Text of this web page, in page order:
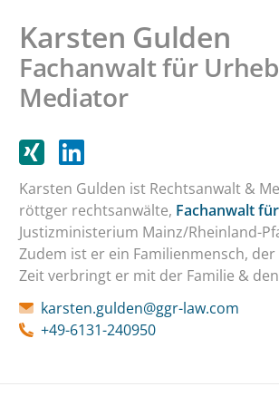
Karsten Gulden
Fachanwalt für
Mediator
Karsten Gulden ist Rechtsanwalt &
röttger rechtsanwälte, Fachanwalt
Justizministerium Mainz/Rheinland-
Zudem ist er ein Familienmensch,
Zeit verbringt er mit der Familie &
karsten.gulden@ggr-law.com
+49-6131-240950